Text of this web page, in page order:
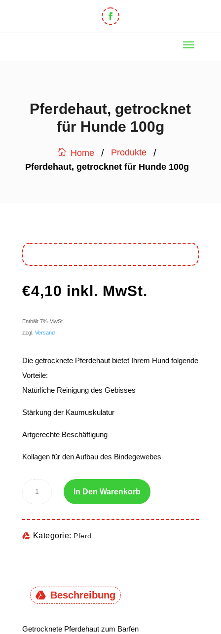
Pferdehaut, getrocknet
für Hunde 100g
Home / Produkte /
Pferdehaut, getrocknet für Hunde 100g
€4,10 inkl. MwSt.
Enthält 7% MwSt.
zzgl. Versand
Die getrocknete Pferdehaut bietet Ihrem Hund folgende
Vorteile:
Natürliche Reinigung des Gebisses
Stärkung der Kaumuskulatur
Artgerechte Beschäftigung
Kollagen für den Aufbau des Bindegewebes
In Den Warenkorb
Kategorie: Pferd
Beschreibung
Getrocknete Pferdehaut zum Barfen